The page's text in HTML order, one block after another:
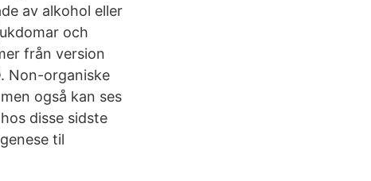
av alkohol eller
och
från version
Non-organiske
også kan ses
disse sidste
til